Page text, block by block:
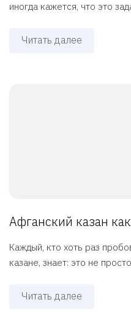
иногда кажется, что это
Читать далее
Афганский казан
Каждый, кто хоть раз
казане, знает: это не
Читать далее